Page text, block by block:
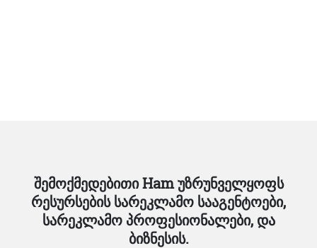
შემოქმედებითი Ham უზრუნველყოფს
რესურსების სარეკლამო სააგენტოები,
სარეკლამო პროფესიონალები, და
ბიზნესის.